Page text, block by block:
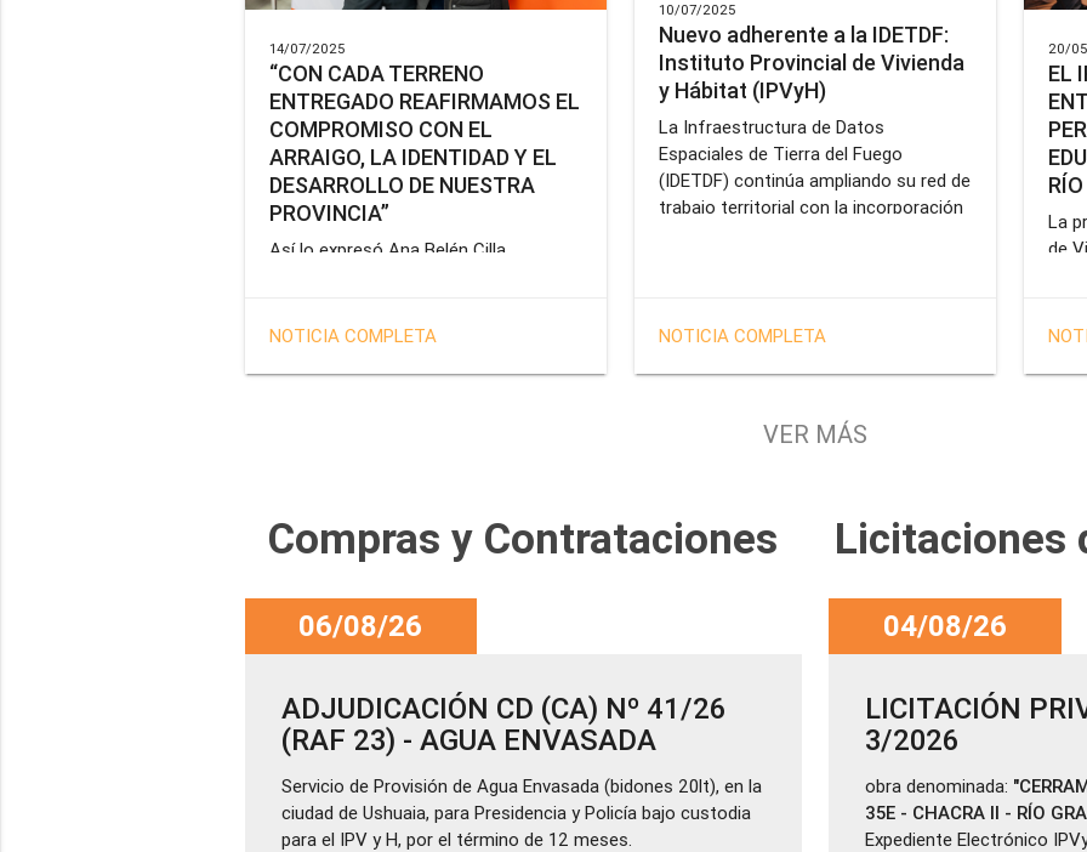
14/07/2025
“CON CADA TERRENO
ENTREGADO REAFIRMAMOS EL
COMPROMISO CON EL
ARRAIGO, LA IDENTIDAD Y EL
DESARROLLO DE NUESTRA
PROVINCIA”
Así lo expresó Ana Belén Cilla,
balance del trabajo del organismo en el
adjudicación de lotes a personal
NOTICIA COMPLETA
10/07/2025
Nuevo adherente a la IDETDF:
Instituto Provincial de Vivienda
y Hábitat (IPVyH)
La Infraestructura de Datos
Espaciales de Tierra del Fuego
(IDETDF) continúa ampliando su red de
trabajo territorial con la incorporación
NOTICIA COMPLETA
20/
EL
La
de
VER MÁS
Compras y Contrataciones
06/08/26
ADJUDICACIÓN CD (CA) Nº 41/26
(RAF 23) - AGUA ENVASADA
Servicio de Provisión de Agua Envasada (bidones 20lt), en la
ciudad de Ushuaia, para Presidencia y Policía bajo custodia
para el IPV y H, por el término de 12 meses.
Licitaciones
04/08/26
LICITACIÓN
3/2026
obra denominada:
35E - CHACRA II - RÍO
Expediente Electrónico